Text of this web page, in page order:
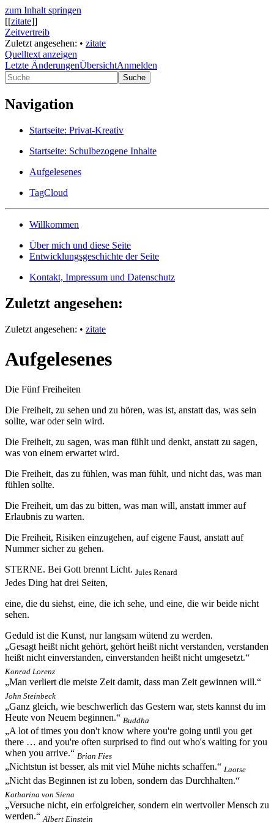
zum Inhalt springen
[[zitate]]
Zeitvertreib
Zuletzt angesehen: • zitate
Quelltext anzeigen
Letzte ÄnderungenÜbersichtAnmelden
Suche
Navigation
Startseite: Privat-Kreativ
Startseite: Schulbezogene Inhalte
Aufgelesenes
TagCloud
Willkommen
Über mich und diese Seite
Entwicklungsgeschichte der Seite
Kontakt, Impressum und Datenschutz
Zuletzt angesehen:
Zuletzt angesehen: • zitate
Aufgelesenes
Die Fünf Freiheiten
Die Freiheit, zu sehen und zu hören, was ist, anstatt das, was sein
sollte, war oder sein wird.
Die Freiheit, zu sagen, was man fühlt und denkt, anstatt zu sagen,
was von einem erwartet wird.
Die Freiheit, das zu fühlen, was man fühlt, und nicht das, was man
fühlen sollte.
Die Freiheit, um das zu bitten, was man will, anstatt immer auf
Erlaubnis zu warten.
Die Freiheit, Risiken einzugehen, auf eigene Faust, anstatt auf
Nummer sicher zu gehen.
STERNE. Bei Gott brennt Licht. Jules Renard
Jedes Ding hat drei Seiten,
eine, die du siehst, eine, die ich sehe, und eine, die wir beide nicht
sehen.
Geduld ist die Kunst, nur langsam wütend zu werden.
„Gesagt heißt nicht gehört, gehört heißt nicht verstanden, verstanden
heißt nicht einverstanden, einverstanden heißt nicht umgesetzt.“
Konrad Lorenz
„Man verliert die meiste Zeit damit, dass man Zeit gewinnen will.“
John Steinbeck
„Ganz gleich, wie beschwerlich das Gestern war, stets kannst du im
Heute von Neuem beginnen.“ Buddha
„A lot of times you don't know where you're going until you get
there … and you're often surprised to find out who's waiting for you
when you arrive.“ Brian Fies
„Nichtstun ist besser, als mit viel Mühe nichts schaffen.“ Laotse
„Nicht das Beginnen ist zu loben, sondern das Durchhalten.“
Katharina von Siena
„Versuche nicht, ein erfolgreicher, sondern ein wertvoller Mensch zu
werden.“ Albert Einstein